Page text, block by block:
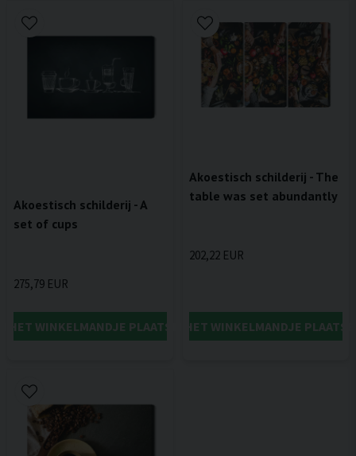
Akoestisch schilderij - A
set of cups
275,79 EUR
HET WINKELMANDJE PLAATSEN
Akoestisch schilderij - The
table was set abundantly
202,22 EUR
IN HET WINKELMANDJE